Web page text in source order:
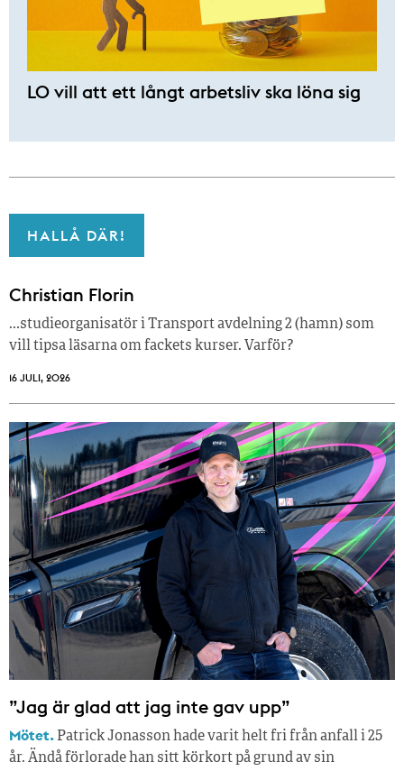
LO vill att ett långt arbetsliv ska löna sig
HALLÅ DÄR!
Christian Florin
…studieorganisatör i Transport avdelning 2 (hamn) som
vill tipsa läsarna om fackets kurser. Varför?
16 JULI, 2026
”Jag är glad att jag inte gav upp”
Mötet. Patrick Jonasson hade varit helt fri från anfall i 25
år. Ändå förlorade han sitt körkort på grund av sin